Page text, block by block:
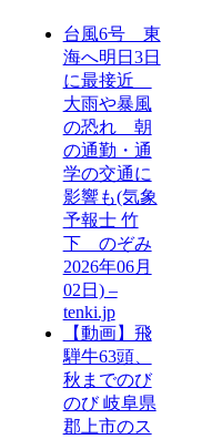
台風6号 東
海へ明日3日
に最接近
大雨や暴風
の恐れ 朝
の通勤・通
学の交通に
影響も(気象
予報士 竹
下 のぞみ
2026年06月
02日) –
tenki.jp
【動画】飛
騨牛63頭、
秋までのび
のび 岐阜県
郡上市のス